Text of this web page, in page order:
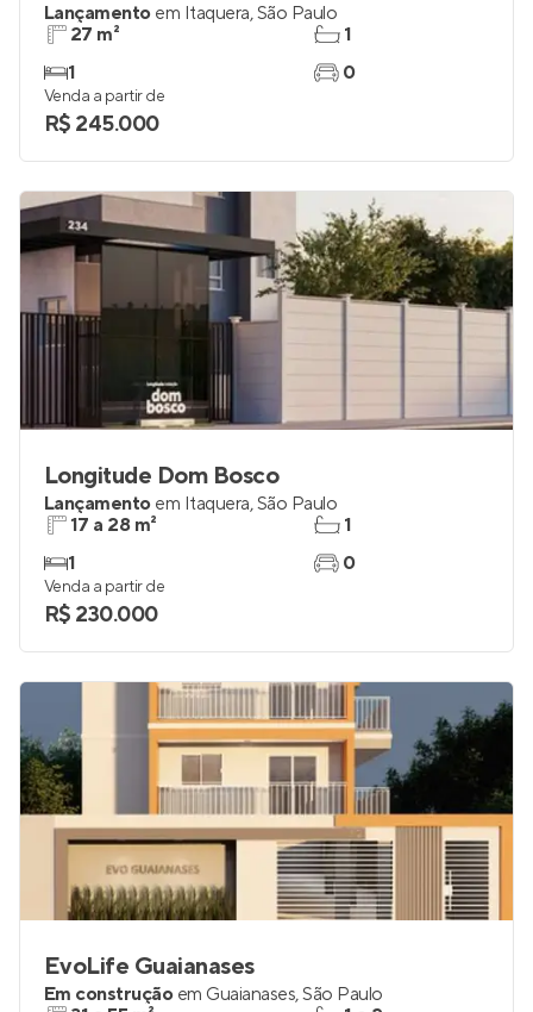
Lançamento em Itaquera,São Paulo
27 m²
1
1
0
Venda a partir de
R$ 245.000
Longitude Dom Bosco
Lançamento em Itaquera,São Paulo
17 a 28 m²
1
1
0
Venda a partir de
R$ 230.000
EvoLife Guaianases
Em construção em Guaianases,São Paulo